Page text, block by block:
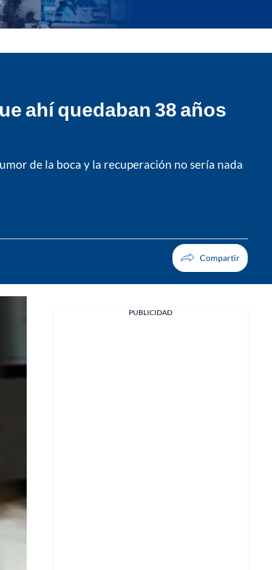
ahí quedaban 38 años
de la boca y la recuperación no sería nada
PUBLICIDAD